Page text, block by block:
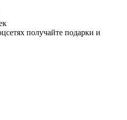
получайте подарки и